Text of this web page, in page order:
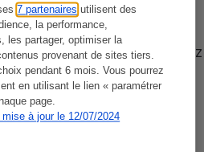
7 partenaires utilisent des
la performance,
les partager, optimiser la
provenant de sites tiers.
pendant 6 mois. Vous pourrez
en utilisant le lien « paramétrer
page.
à jour le 12/07/2024
est le taux minimum du
qui s’appliquera à
que vous encaisserez
de savoir quelle part
il vous restera après
TMI est de 30 %,
70 % de votre